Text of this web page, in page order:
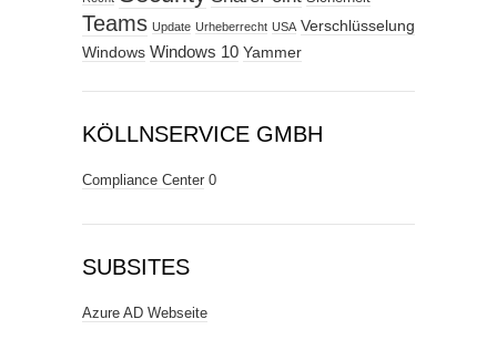
Teams Update Urheberrecht USA Verschlüsselung
Windows Windows 10 Yammer
KÖLLNSERVICE GMBH
Compliance Center 0
SUBSITES
Azure AD Webseite